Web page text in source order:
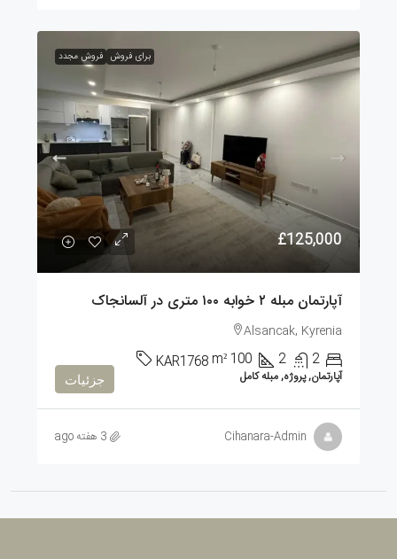
برای فروش فروش مجدد
£125,000
آپارتمان مبله ۲ خوابه ۱۰۰ متری در آلسانجاک
Alsancak, Kyrenia
2
2
100
m²
KAR1768
آپارتمان, پروژه, مبله کامل جزئیات
Cihanara-Admin 3 هفته ago